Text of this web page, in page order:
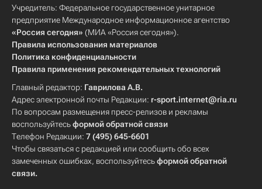
Учредитель: Федеральное государственное унитарное
предприятие Международное информационное агентство
«Россия сегодня» (МИА «Россия сегодня»).
Правила использования материалов
Политика конфиденциальности
Правила применения рекомендательных технологий
Главный редактор: Гаврилова А.В.
Адрес электронной почты Редакции: r-sport.internet@ria.ru
По вопросам размещения пресс-релизов и рекламы
воспользуйтесьформой обратной связи
Телефон Редакции: 7 (495) 645-6601
Чтобы связаться с редакцией или сообщить обо всех
замеченных ошибках, воспользуйтесьформой обратной
связи.